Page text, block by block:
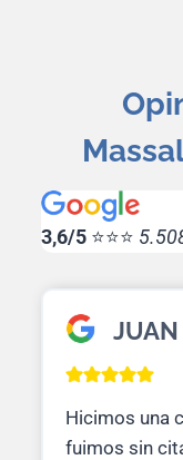
3,6/5⭐⭐⭐
JUAN
Hicimos una
fuimos sin